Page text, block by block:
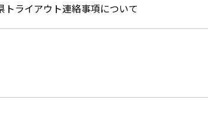
ライアウト連絡事項について